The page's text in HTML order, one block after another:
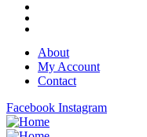
About
My Account
Contact
Facebook Instagram